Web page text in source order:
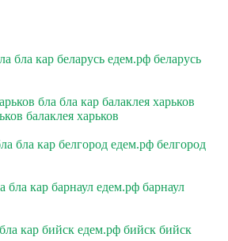
бла кар беларусь едем.рф беларусь
бла бла кар балаклея харьков
балаклея харьков
бла кар белгород едем.рф белгород
бла кар барнаул едем.рф барнаул
кар бийск едем.рф бийск бийск